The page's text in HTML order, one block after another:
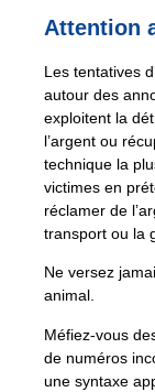
Attention
Les tentatives
autour des
exploitent la
l’argent ou
technique la
victimes en
réclamer de
transport ou la
Ne versez
animal.
Méfiez-vous
de numéros
une syntaxe